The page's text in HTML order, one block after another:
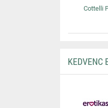
Cottelli
KEDVENC